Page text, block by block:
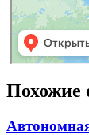
Похожие